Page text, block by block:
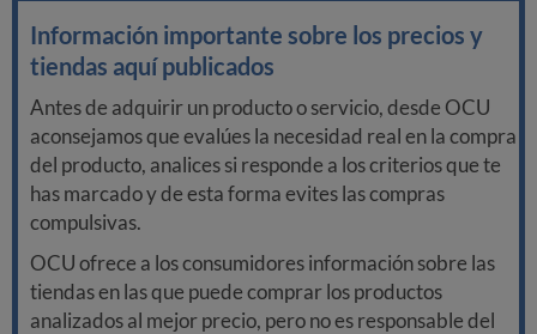
Información importante sobre los precios y
tiendas aquí publicados
Antes de adquirir un producto o servicio, desde OCU
aconsejamos que evalúes la necesidad real en la compra
del producto, analices si responde a los criterios que te
has marcado y de esta forma evites las compras
compulsivas.
OCU ofrece a los consumidores información sobre las
tiendas en las que puede comprar los productos
analizados al mejor precio, pero no es responsable del